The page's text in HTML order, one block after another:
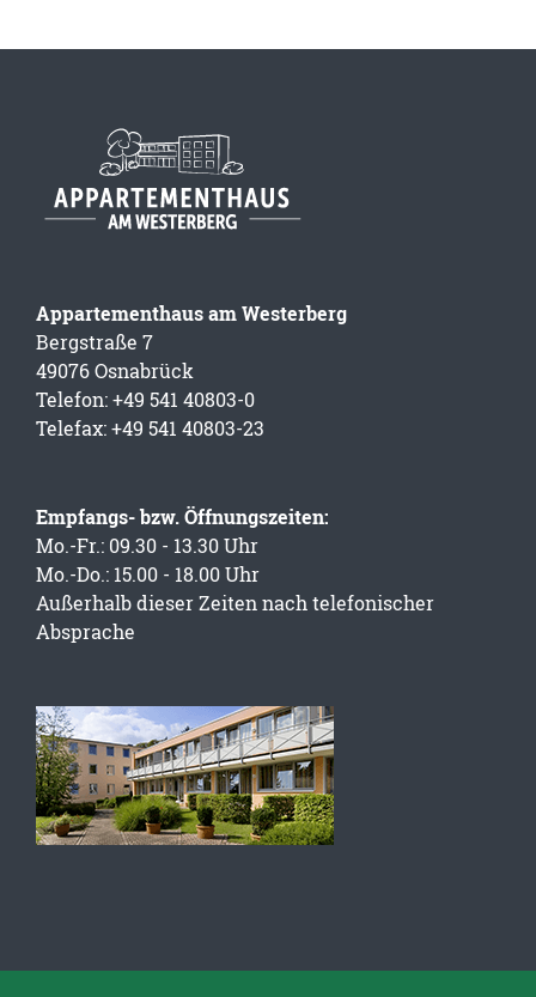
Appartementhaus am Westerberg
Bergstraße 7
49076 Osnabrück
Telefon: +49 541 40803-0
Telefax: +49 541 40803-23
Empfangs- bzw. Öffnungszeiten:
Mo.-Fr.: 09.30 - 13.30 Uhr
Mo.-Do.: 15.00 - 18.00 Uhr
Außerhalb dieser Zeiten nach telefonischer
Absprache